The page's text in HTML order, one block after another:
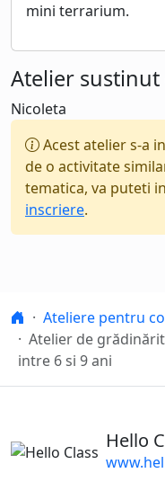
mini terrarium.
Atelier sustinut
Nicoleta
Acest atelier s-a
de o activitate
tematica, va puteti
inscriere.
Hello Class
Ateliere pentru
Atelier de
intre 6 si 9 ani
Hello